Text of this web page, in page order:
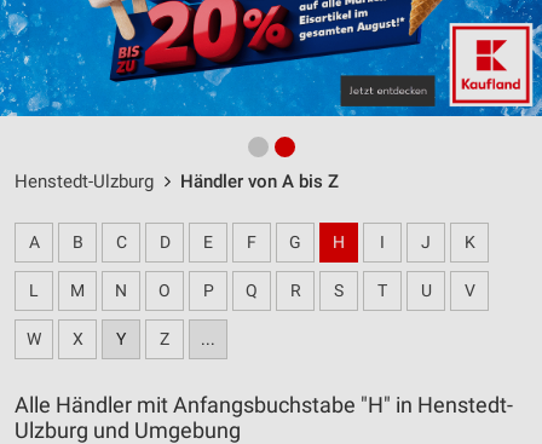
Henstedt-Ulzburg Händler von A bis Z
A B C D E F G H I J K
L M N O P Q R S T U V
W X Y Z ...
Alle Händler mit Anfangsbuchstabe "H" in Henstedt-
Ulzburg und Umgebung